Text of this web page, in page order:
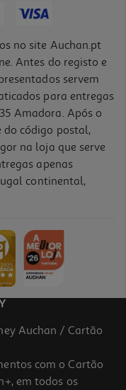
C/abas 10 Un
no site Auchan.pt
Antes do registo e
servem
para entregas
Amadora. Após o
código postal,
na loja que serve
apenas
continental,
Auchan / Cartão
com o Cartão
em todos os